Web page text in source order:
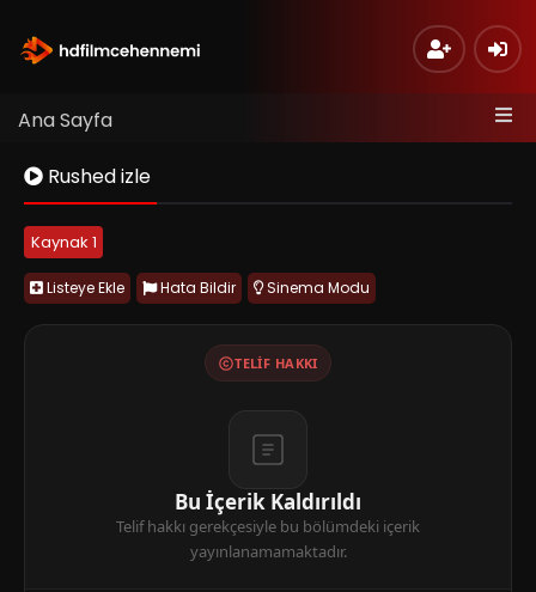
Ana Sayfa
Rushed izle
Kaynak 1
Listeye Ekle Hata Bildir Sinema Modu
TELIF HAKKI
Bu İçerik Kaldırıldı
Telif hakkı gerekçesiyle bu bölümdeki içerik
yayınlanamamaktadır.